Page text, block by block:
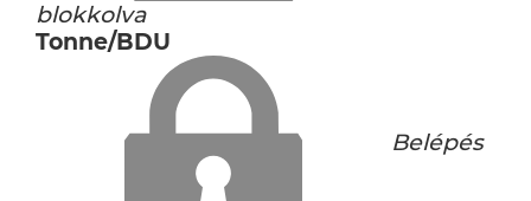
blokkolva
Tonne/BDU
Belépés